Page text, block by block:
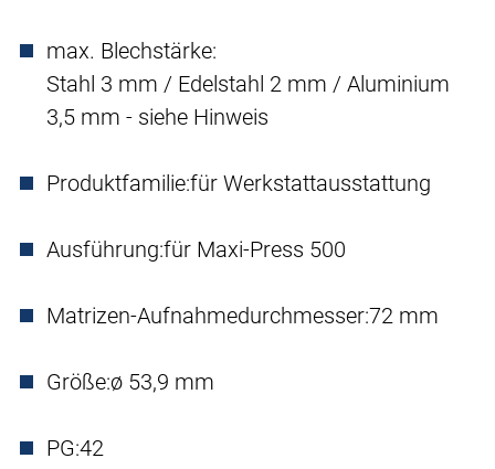
max. Blechstärke:
Stahl 3 mm / Edelstahl 2 mm / Aluminium
3,5 mm - siehe Hinweis
Produktfamilie:für Werkstattausstattung
Ausführung:für Maxi-Press 500
Matrizen-Aufnahmedurchmesser:72 mm
Größe:ø 53,9 mm
PG:42